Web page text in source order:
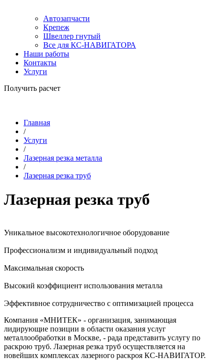
Автозапчасти
Крепеж
Швеллер гнутый
Все для КС-НАВИГАТОРА
Наши работы
Контакты
Услуги
Получить расчет
Главная
/
Услуги
/
Лазерная резка металла
/
Лазерная резка труб
Лазерная резка труб
Уникальное высокотехнологичное оборудование
Профессионализм и индивидуальный подход
Максимальная скорость
Высокий коэффициент использования металла
Эффективное сотрудничество с оптимизацией процесса
Компания «МНИТЕК» - организация, занимающая
лидирующие позиции в области оказания услуг
металлообработки в Москве, - рада представить услугу по
раскрою труб. Лазерная резка труб осуществляется на
новейших комплексах лазерного раскроя КС-НАВИГАТОР.